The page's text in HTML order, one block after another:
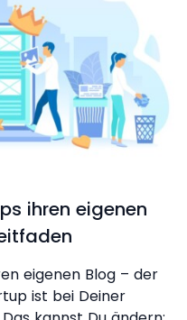
ihren eigenen
eigenen Blog – der
ist bei Deiner